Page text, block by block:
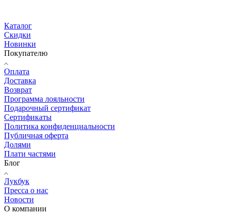
Каталог
Скидки
Новинки
Покупателю
Оплата
Доставка
Возврат
Программа лояльности
Подарочный сертификат
Сертификаты
Политика конфиденциальности
Публичная оферта
Долями
Плати частями
Блог
Лукбук
Пресса о нас
Новости
О компании